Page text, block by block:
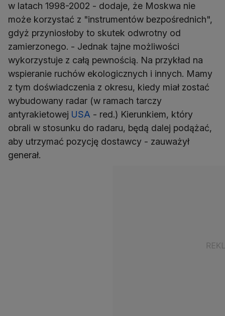
w latach 1998-2002 - dodaje, że Moskwa nie
może korzystać z "instrumentów bezpośrednich",
gdyż przyniosłoby to skutek odwrotny od
zamierzonego. - Jednak tajne możliwości
wykorzystuje z całą pewnością. Na przykład na
wspieranie ruchów ekologicznych i innych. Mamy
z tym doświadczenia z okresu, kiedy miał zostać
wybudowany radar (w ramach tarczy
antyrakietowej USA - red.) Kierunkiem, który
obrali w stosunku do radaru, będą dalej podążać,
aby utrzymać pozycję dostawcy - zauważył
generał.